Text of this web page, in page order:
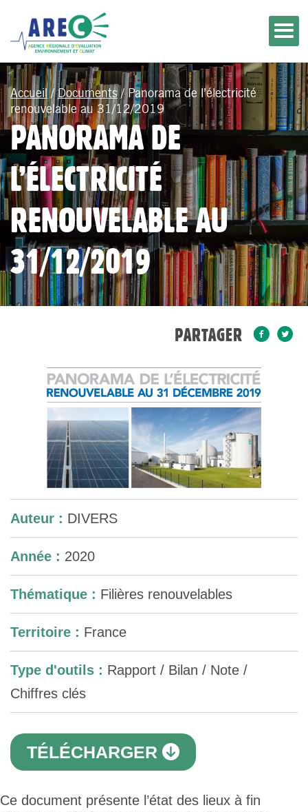
Accueil/Documents/Panorama de l’électricité
renouvelable au 31/12/2019
PANORAMA DE
L’ÉLECTRICITÉ
RENOUVELABLE AU
31/12/2019
PARTAGER
Auteur : DIVERS
Année : 2020
Thématique : Filières renouvelables
Territoire : France
Type d'outils : Rapport / Bilan / Note /
Chiffres clés
TÉLÉCHARGER
Ce document présente l’état des lieux à fin